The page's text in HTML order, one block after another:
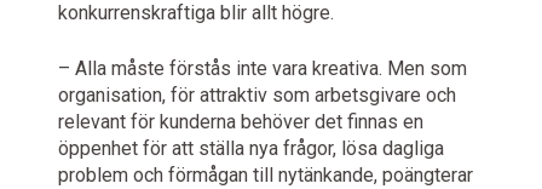
konkurrenskraftiga blir allt högre.
– Alla måste förstås inte vara kreativa. Men som
organisation, för attraktiv som arbetsgivare och
relevant för kunderna behöver det finnas en
öppenhet för att ställa nya frågor, lösa dagliga
problem och förmågan till nytänkande, poängterar